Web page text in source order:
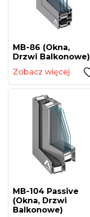
MB-86 (okna,
Drzwi Balkonowe)
Zobacz więcej
MB-104 Passive
(okna, Drzwi
Balkonowe)